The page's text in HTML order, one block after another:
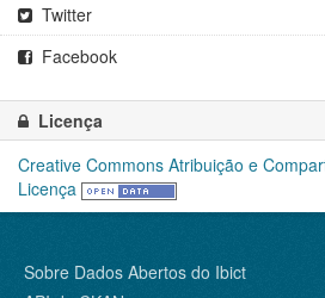
Twitter
Facebook
Licença
Creative Commons Atribuição e
Licença
Sobre Dados Abertos do Ibict